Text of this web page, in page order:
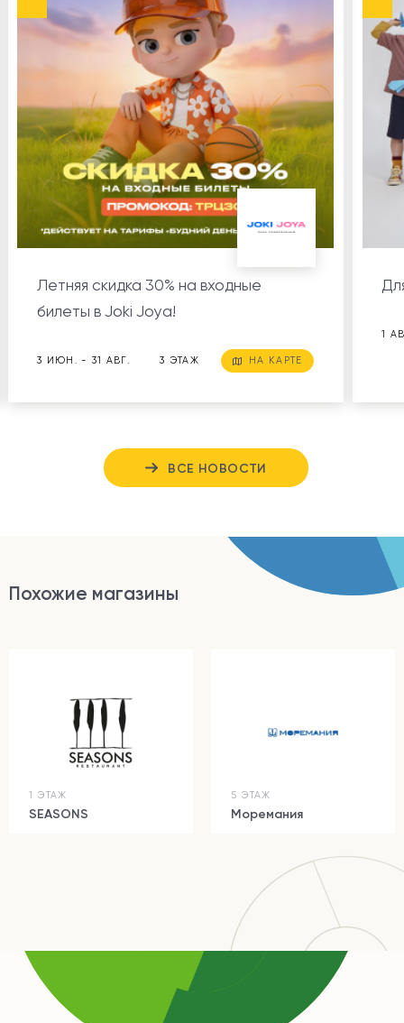
Летняя скидка 30% на входные
билеты в Joki Joya!
3 ИЮН. - 31 АВГ. 3 ЭТАЖ НА КАРТЕ
1
ВСЕ НОВОСТИ
Похожие магазины
1 ЭТАЖ
SEASONS
5 ЭТАЖ
Моремания